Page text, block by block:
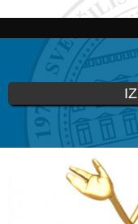
Vi ste ovdje